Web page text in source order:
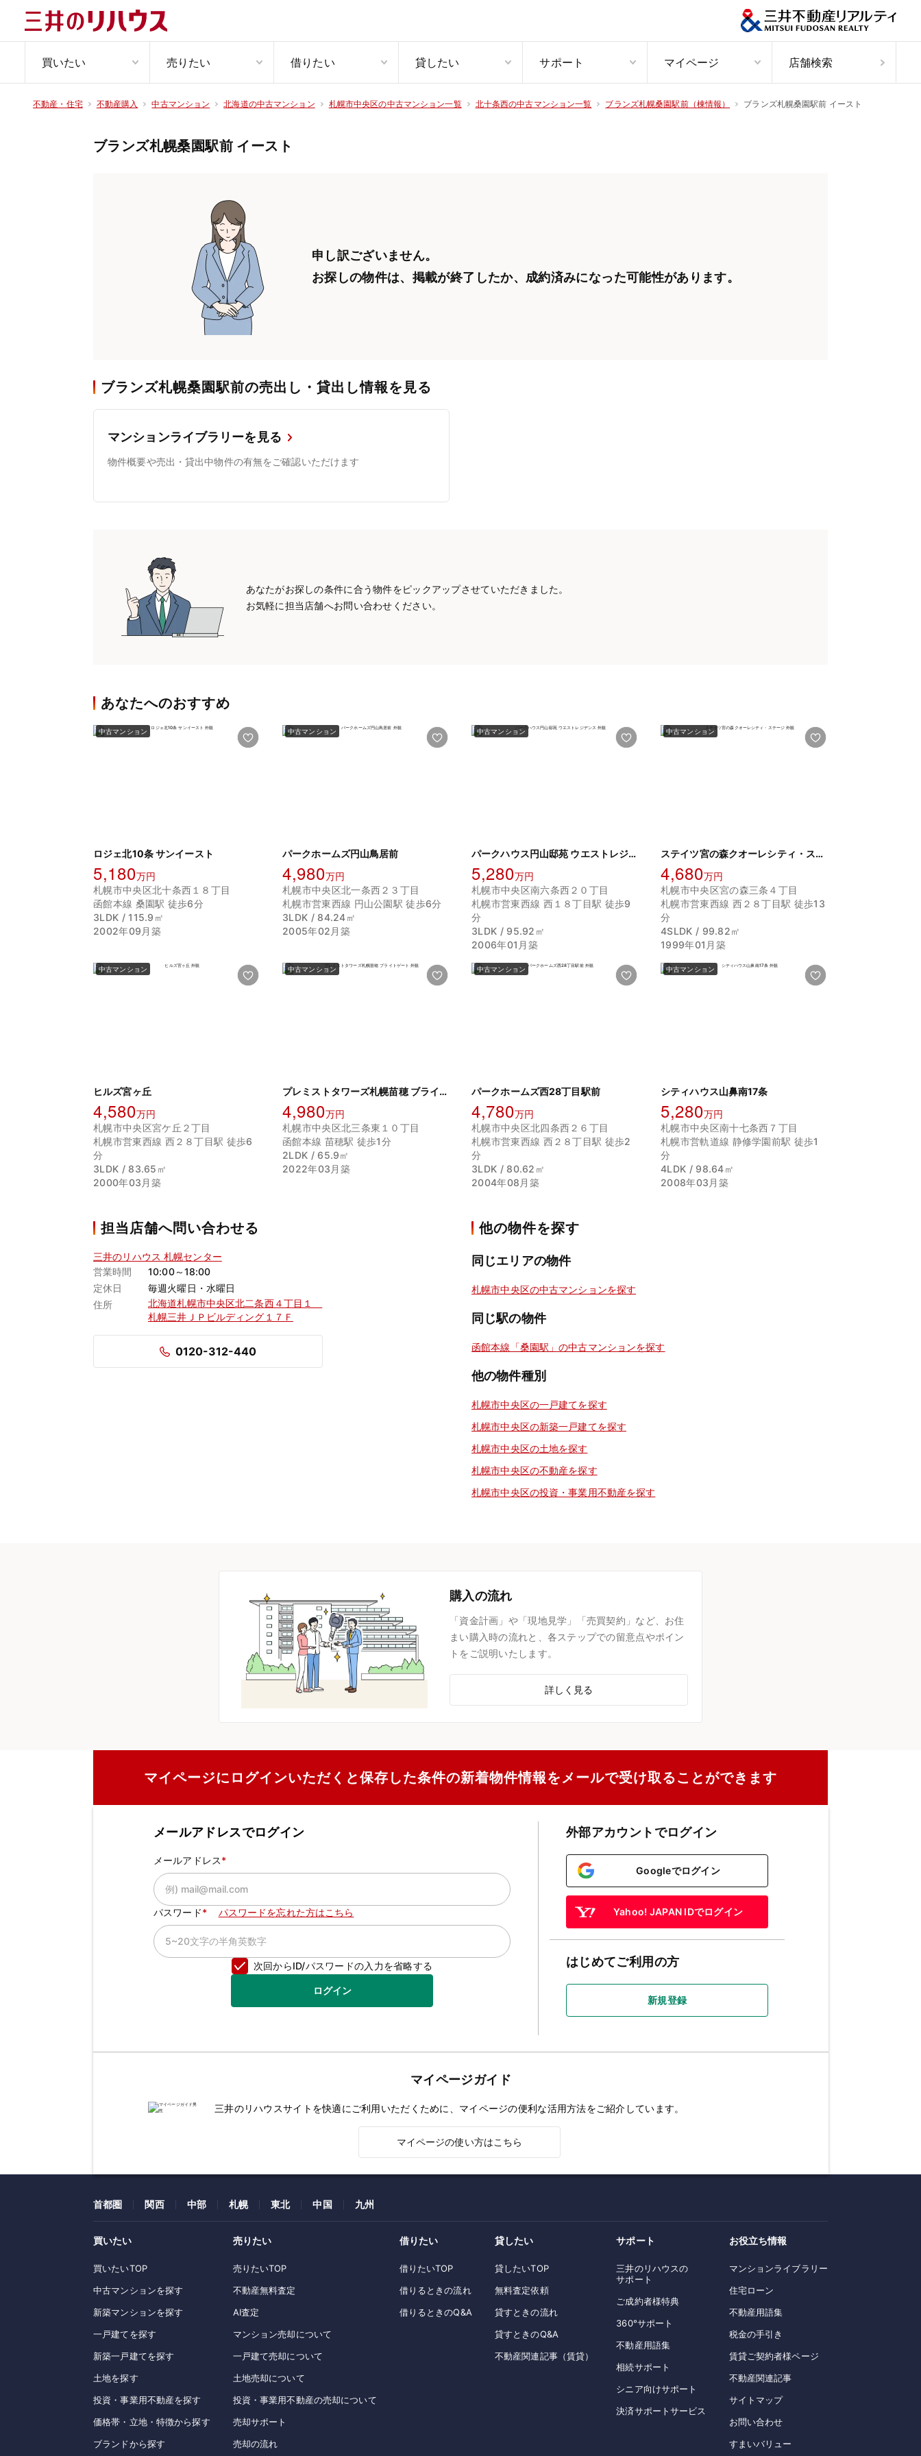
買いたい 売りたい 借りたい 貸したい サポート マイページ 店舗検索
不動産・住宅 不動産購入 中古マンション 北海道の中古マンション 札幌市中央区の中古マンション一覧 北十条西の中古マンション一覧 ブランズ札幌桑園駅前（棟情報） ブランズ札幌桑園駅前 イースト
ブランズ札幌桑園駅前 イースト
申し訳ございません。
お探しの物件は、掲載が終了したか、 成約済みになった可能性があります。
ブランズ札幌桑園駅前の売出し・貸出し情報を見る
マンションライブラリーを見る
物件概要や売出・貸出中物件の有無をご確認いただけます
あなたがお探しの条件に合う物件をピックアップさせていただきました。
お気軽に担当店舗へお問い合わせください。
あなたへのおすすめ
中古マンション
ロジェ北10条 サンイースト
5,180万円
札幌市中央区北十条西１８丁目
函館本線 桑園駅 徒歩6分
3LDK / 115.9㎡
2002年09月築
中古マンション
パークホームズ円山鳥居前
4,980万円
札幌市中央区北一条西２３丁目
札幌市営東西線 円山公園駅 徒歩6分
3LDK / 84.24㎡
2005年02月築
中古マンション
パークハウス円山邸苑 ウエストレジデンス
5,280万円
札幌市中央区南六条西２０丁目
札幌市営東西線 西１８丁目駅 徒歩9
分
3LDK / 95.92㎡
2006年01月築
中古マンション
ステイツ宮の森クオーレシティ・ステージ
4,680万円
札幌市中央区宮の森三条４丁目
札幌市営東西線 西２８丁目駅 徒歩13
分
4SLDK / 99.82㎡
1999年01月築
中古マンション
ヒルズ宮ヶ丘
4,580万円
札幌市中央区宮ケ丘２丁目
札幌市営東西線 西２８丁目駅 徒歩6
分
3LDK / 83.65㎡
2000年03月築
中古マンション
プレミストタワーズ札幌苗穂 ブライトゲート
4,980万円
札幌市中央区北三条東１０丁目
函館本線 苗穂駅 徒歩1分
2LDK / 65.9㎡
2022年03月築
中古マンション
パークホームズ西28丁目駅前
4,780万円
札幌市中央区北四条西２６丁目
札幌市営東西線 西２８丁目駅 徒歩2
分
3LDK / 80.62㎡
2004年08月築
中古マンション
シティハウス山鼻南17条
5,280万円
札幌市中央区南十七条西７丁目
札幌市営軌道線 静修学園前駅 徒歩1
分
4LDK / 98.64㎡
2008年03月築
担当店舗へ問い合わせる
三井のリハウス 札幌センター
営業時間
10:00～18:00
定休日
毎週火曜日・水曜日
住所
北海道札幌市中央区北二条西４丁目１
札幌三井ＪＰビルディング１７Ｆ
0120-312-440
他の物件を探す
同じエリアの物件
札幌市中央区の中古マンションを探す
同じ駅の物件
函館本線「桑園駅」の中古マンションを探す
他の物件種別
札幌市中央区の一戸建てを探す
札幌市中央区の新築一戸建てを探す
札幌市中央区の土地を探す
札幌市中央区の不動産を探す
札幌市中央区の投資・事業用不動産を探す
購入の流れ
「資金計画」や「現地見学」「売買契約」など、お住
まい購入時の流れと、各ステップでの留意点やポイン
トをご説明いたします。
詳しく見る
マイページにログインいただくと保存した条件の新着物件情報をメールで受け取ることができます
メールアドレスでログイン
メールアドレス
パスワード パスワードを忘れた方はこちら
次回からID/パスワードの入力を省略する
ログイン
外部アカウントでログイン
Googleでログイン
Yahoo! JAPAN IDでログイン
はじめてご利用の方
新規登録
マイページガイド
三井のリハウスサイトを快適にご利用いただくために、マイページの便利な活用方法をご紹介しています。
マイページの使い方はこちら
首都圏 関西 中部 札幌 東北 中国 九州
買いたい
買いたいTOP
中古マンションを探す
新築マンションを探す
一戸建てを探す
新築一戸建てを探す
土地を探す
投資・事業用不動産を探す
価格帯・立地・特徴から探す
ブランドから探す
売りたい
売りたいTOP
不動産無料査定
AI査定
マンション売却について
一戸建て売却について
土地売却について
投資・事業用不動産の売却について
売却サポート
売却の流れ
借りたい
借りたいTOP
借りるときの流れ
借りるときのQ&A
貸したい
貸したいTOP
無料査定依頼
貸すときの流れ
貸すときのQ&A
不動産関連記事（賃貸）
サポート
三井のリハウスの
サポート
ご成約者様特典
360°サポート
不動産用語集
相続サポート
シニア向けサポート
決済サポートサービス
お役立ち情報
マンションライブラリー
住宅ローン
不動産用語集
税金の手引き
賃貸ご契約者様ページ
不動産関連記事
サイトマップ
お問い合わせ
すまいバリュー